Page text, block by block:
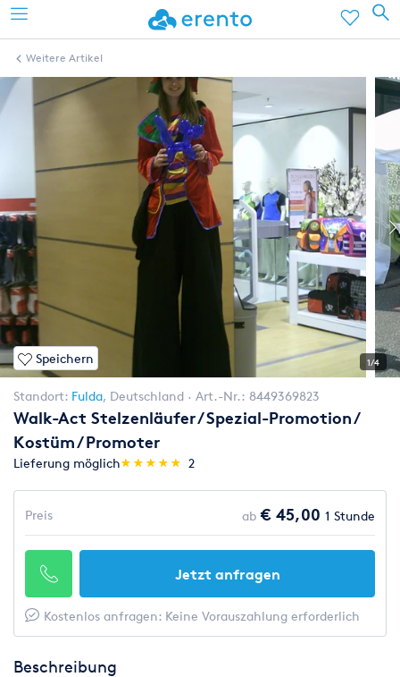
Weitere Artikel
Speichern 1/4
Standort: Fulda, Deutschland Art.-Nr.: 8449369823
Walk-Act Stelzenläufer / Spezial-Promotion /
Kostüm / Promoter
Lieferung möglich(*)
★
★
(*)★
★
(*) ★
★
(*) ★
★
(*) ★
★ 2
Preis ab € 45,00 1 Stunde
Jetzt anfragen
Kostenlos anfragen: Keine Vorauszahlung erforderlich
Beschreibung